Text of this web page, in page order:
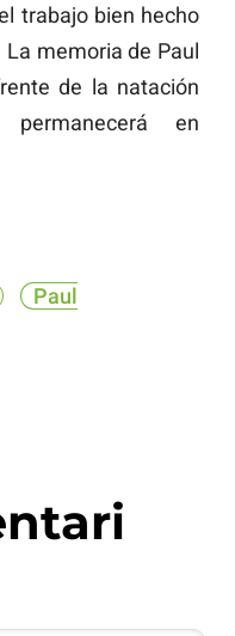
trabajo bien hecho
memoria de Paul
de la natación
en
Paul